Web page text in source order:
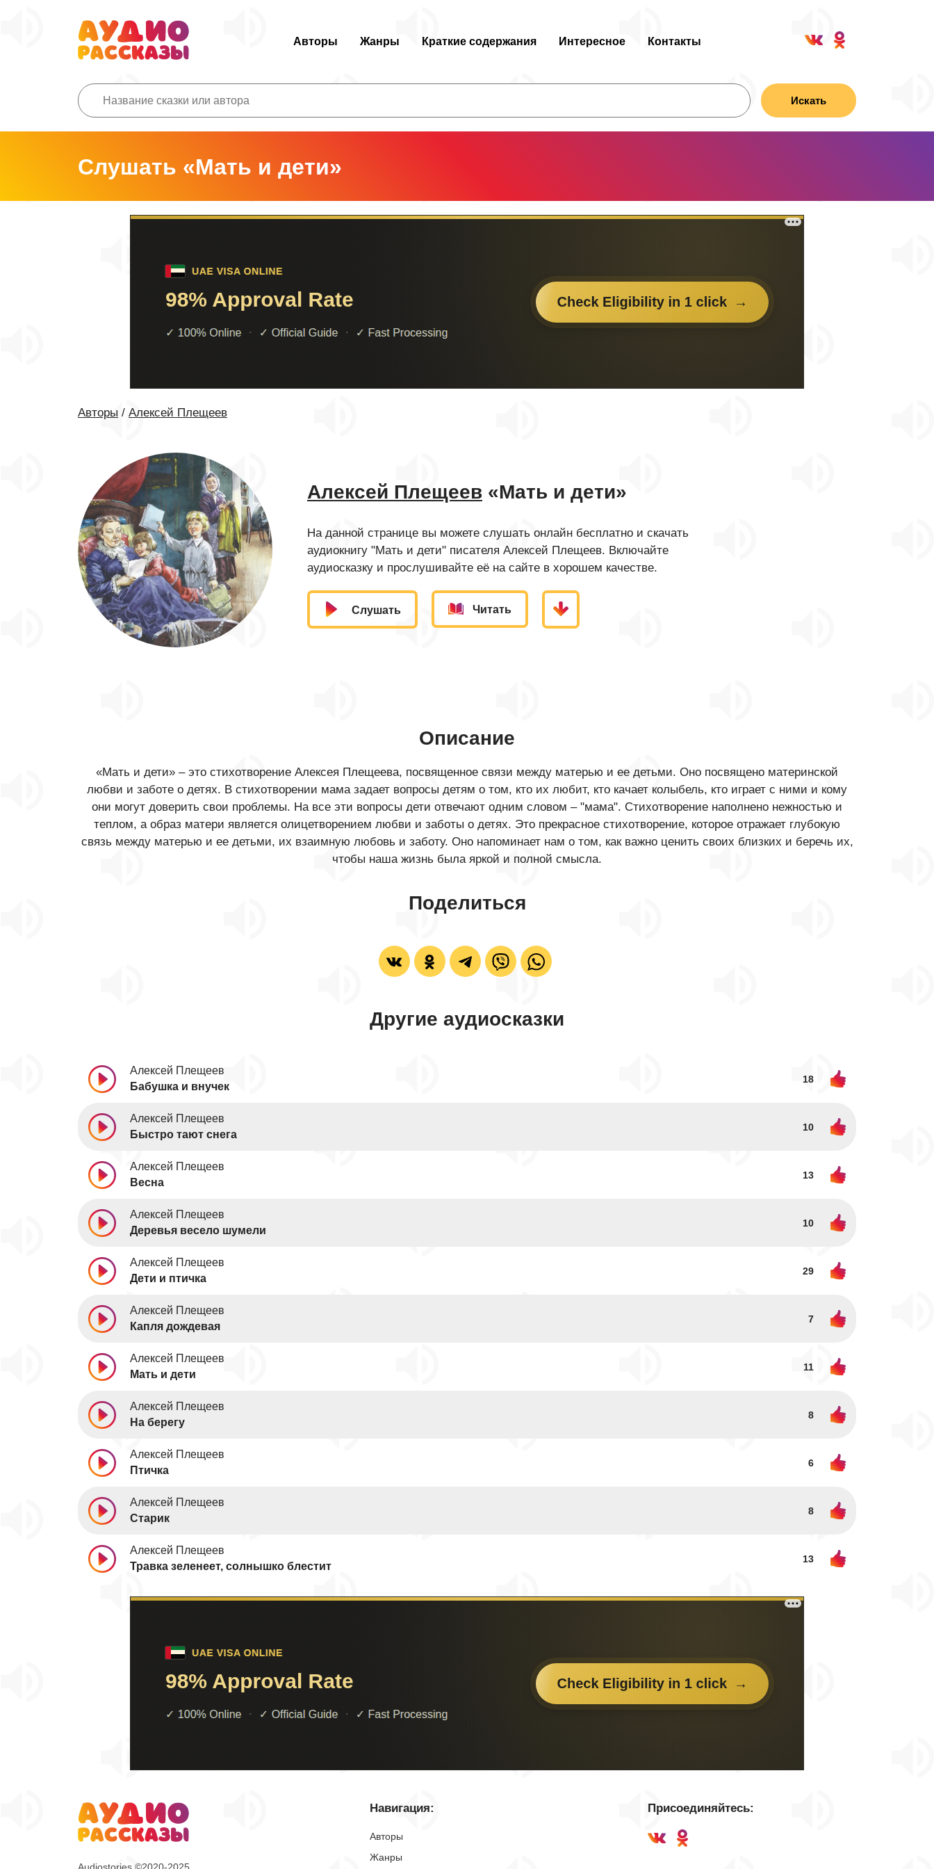
Авторы Жанры Краткие содержания Интересное Контакты
Искать
Слушать «Мать и дети»
Авторы / Алексей Плещеев
Алексей Плещеев «Мать и дети»
На данной странице вы можете слушать онлайн бесплатно и скачать
аудиокнигу "Мать и дети" писателя Алексей Плещеев. Включайте
аудиосказку и прослушивайте её на сайте в хорошем качестве.
Слушать Читать
Описание
«Мать и дети» – это стихотворение Алексея Плещеева, посвященное связи между матерью и ее детьми. Оно посвящено материнской
любви и заботе о детях. В стихотворении мама задает вопросы детям о том, кто их любит, кто качает колыбель, кто играет с ними и кому
они могут доверить свои проблемы. На все эти вопросы дети отвечают одним словом – "мама". Стихотворение наполнено нежностью и
теплом, а образ матери является олицетворением любви и заботы о детях. Это прекрасное стихотворение, которое отражает глубокую
связь между матерью и ее детьми, их взаимную любовь и заботу. Оно напоминает нам о том, как важно ценить своих близких и беречь их,
чтобы наша жизнь была яркой и полной смысла.
Поделиться
Другие аудиосказки
Алексей Плещеев
Бабушка и внучек
18
Алексей Плещеев
Быстро тают снега
10
Алексей Плещеев
Весна
13
Алексей Плещеев
Деревья весело шумели
10
Алексей Плещеев
Дети и птичка
29
Алексей Плещеев
Капля дождевая
7
Алексей Плещеев
Мать и дети
11
Алексей Плещеев
На берегу
8
Алексей Плещеев
Птичка
6
Алексей Плещеев
Старик
8
Алексей Плещеев
Травка зеленеет, солнышко блестит
13
Навигация:
Авторы
Жанры
Присоединяйтесь: